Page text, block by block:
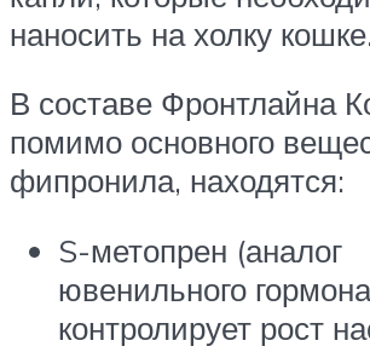
наносить на холку кошке.
В составе Фронтлайна
помимо основного
фипронила, находятся:
S-метопрен (аналог
ювенильного
контролирует рост